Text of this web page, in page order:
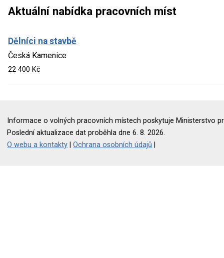
Aktuální nabídka pracovních míst
Dělníci na stavbě
Česká Kamenice
22 400 Kč
Informace o volných pracovních místech poskytuje Ministerstvo
Poslední aktualizace dat proběhla dne 6. 8. 2026.
O webu a kontakty |Ochrana osobních údajů